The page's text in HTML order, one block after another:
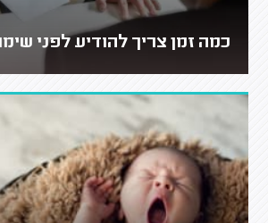
כמה זמן צריך להודיע לפני